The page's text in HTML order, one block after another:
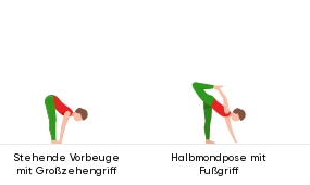
Stehende Vorbeuge
mit Großzehengriff
Halbmondpose mit
Fußgriff